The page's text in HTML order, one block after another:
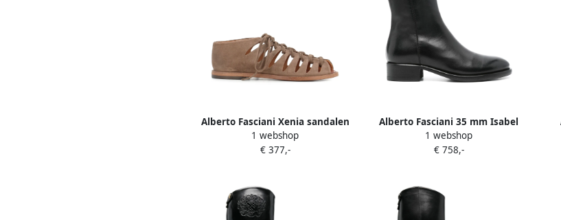
Alberto Fasciani Xenia sandalen
Beige
1 webshop
€ 377,-
Alberto Fasciani 35 mm Isabel
90002 laarzen Zwart
1 webshop
€ 758,-